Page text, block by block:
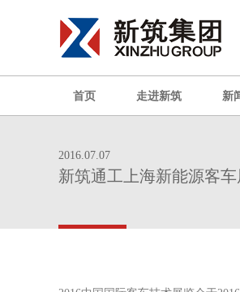
首页 走进新筑 新
2016.07.07
新筑通工上海新能源客